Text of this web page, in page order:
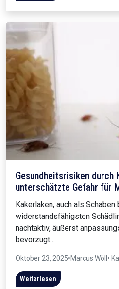
Gesundheitsrisiken durch
unterschätzte Gefahr für
Kakerlaken, auch als
widerstandsfähigsten
nachtaktiv, äußerst
bevorzugt…
Oktober 23, 2025•Marcus Wöll •
Weiterlesen